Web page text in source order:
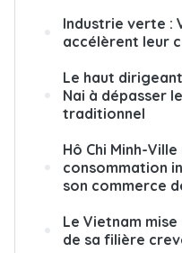
Industrie verte :
accélèrent leur
Le haut
Nai à dépasser
traditionnel
Hô Chi Minh-
consommation
son commerce
Le Vietnam
de sa filière